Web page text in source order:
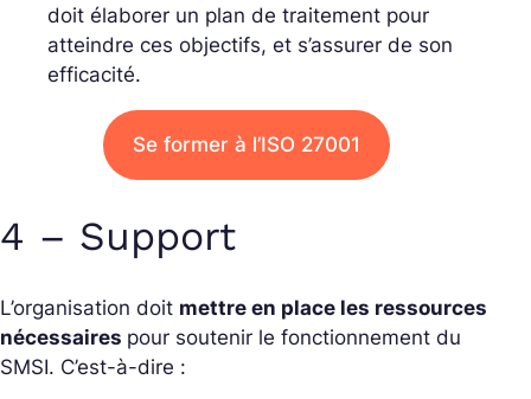
doit élaborer un plan de traitement pour
atteindre ces objectifs, et s’assurer de son
efficacité.
Se former à l’ISO 27001
4 – Support
L’organisation doit mettre en place les ressources
nécessaires pour soutenir le fonctionnement du
SMSI. C’est-à-dire :